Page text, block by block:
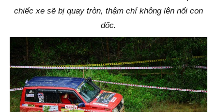
chiếc xe sẽ bị quay tròn, thậm chí không lên nổi con
dốc.